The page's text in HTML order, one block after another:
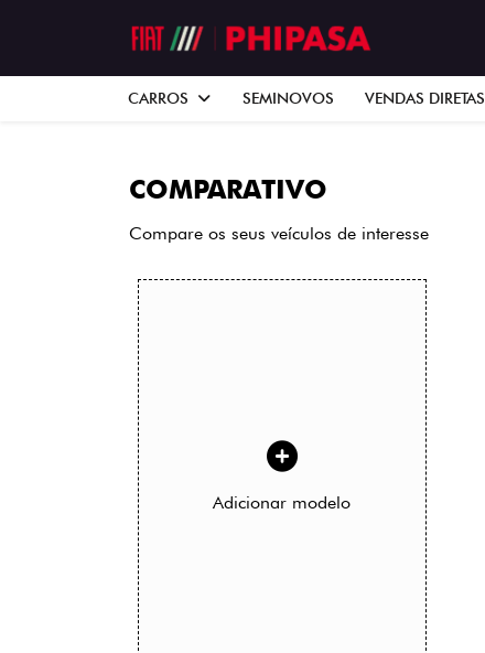
CARROS SEMINOVOS VENDAS DIRETAS
COMPARATIVO
Compare os seus veículos de interesse
Adicionar modelo